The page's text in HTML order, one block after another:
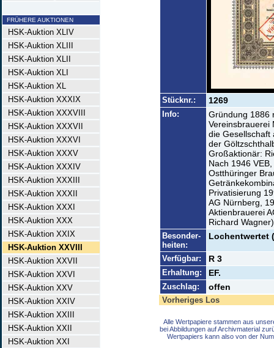
FRÜHERE AUKTIONEN
HSK-Auktion XLIV
HSK-Auktion XLIII
HSK-Auktion XLII
HSK-Auktion XLI
HSK-Auktion XL
HSK-Auktion XXXIX
HSK-Auktion XXXVIII
HSK-Auktion XXXVII
HSK-Auktion XXXVI
HSK-Auktion XXXV
HSK-Auktion XXXIV
HSK-Auktion XXXIII
HSK-Auktion XXXII
HSK-Auktion XXXI
HSK-Auktion XXX
HSK-Auktion XXIX
HSK-Auktion XXVIII
HSK-Auktion XXVII
HSK-Auktion XXVI
HSK-Auktion XXV
HSK-Auktion XXIV
HSK-Auktion XXIII
HSK-Auktion XXII
HSK-Auktion XXI
Stücknr.: 1269
Info:
Gründung 1886
Vereinsbrauerei
die Gesellschaft
der
Großaktionär:
Nach 1946
Ostthüringer
Privatisierung
AG Nürnberg,
Aktienbrauerei
Richard
Besonder-
heiten:
Lochentwertet
Verfügbar: R 3
Erhaltung: EF.
Zuschlag: offen
Vorheriges Los
Alle Wertpapiere stammen aus
bei Abbildungen auf Archivmaterial
Wertpapiers kann also von der